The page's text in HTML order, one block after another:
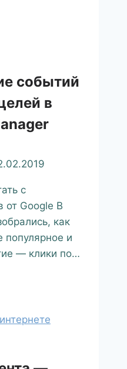
событий
в
с
от Google В
как
популярное и
— клики по…